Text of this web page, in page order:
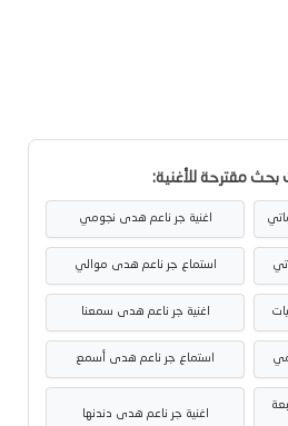
بحث مقترحة للأغنية:
اغنية جر ناعم هدى نجومي
استماع جر ناعم هدى موالي
اغنية جر ناعم هدى سمعنا
استماع جر ناعم هدى أسمع
اغنية جر ناعم هدى دندنها